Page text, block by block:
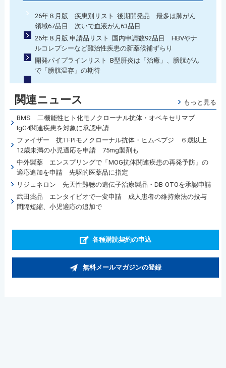
26年８月版 疾患別リスト 後期開発品 最多は肺がん
領域67品目 次いで血液がん63品目
26年８月版 申請品リスト 国内申請数92品目 HBVやナ
ルコレプシーなど難治性疾患の新薬候補ずらり
開発パイプラインリスト B型肝炎は「治癒」、膀胱がん
で「膀胱温存」の期待
関連ニュース もっと見る
BMS 二機能性ヒト化モノクローナル抗体・オベキセリマブ
IgG4関連疾患を対象に承認申請
ファイザー 抗TFPIモノクローナル抗体・ヒムペブジ ６歳以上
12歳未満の小児適応を申請 75mg製剤も
中外製薬 エンスプリングで「MOG抗体関連疾患の再発予防」の
適応追加を申請 先駆的医薬品に指定
リジェネロン 先天性難聴の遺伝子治療製品・DB-OTOを承認申請
武田薬品 エンタイビオで一変申請 成人患者の維持療法の投与
間隔短縮、小児適応の追加で
各種購読契約の申込
無料メールマガジンの登録